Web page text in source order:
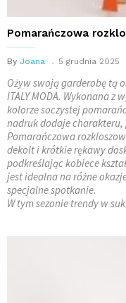
Pomarańczowa
By Joana 5 grudnia 2025
Ożyw swoją garderobę tą
ITALY MODA. Wykonana
kolorze soczystej
nadruk dodaje
Pomarańczowa
dekolt i krótkie rękawy
podkreślając kobiece
jest idealna na różne
specjalne spotkanie.
W tym sezonie trendy w